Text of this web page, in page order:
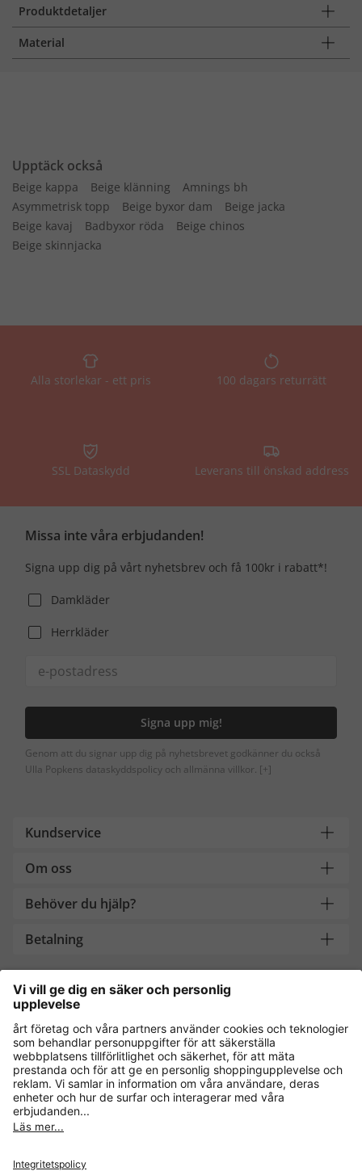
Produktdetaljer
Material
Upptäck också
Beige kappa Beige klänning
Amnings bh
Asymmetrisk topp
Beige byxor dam
Beige jacka
Beige kavaj
Badbyxor röda
Beige chinos
Beige skinnjacka
Alla storlekar - ett pris 100 dagars returrätt
SSL Dataskydd Leverans till önskad address
Missa inte våra erbjudanden!
Signa upp dig på vårt nyhetsbrev och få 100kr i rabatt*!
Damkläder
Herrkläder
Signa upp mig!
Genom att du signar upp dig på nyhetsbrevet godkänner du också
Ulla Popkens dataskyddspolicy och allmänna villkor. [+]
Kundservice
Om oss
Behöver du hjälp?
Betalning
Handla säkert med
Andra onlinebutiker
Sverige